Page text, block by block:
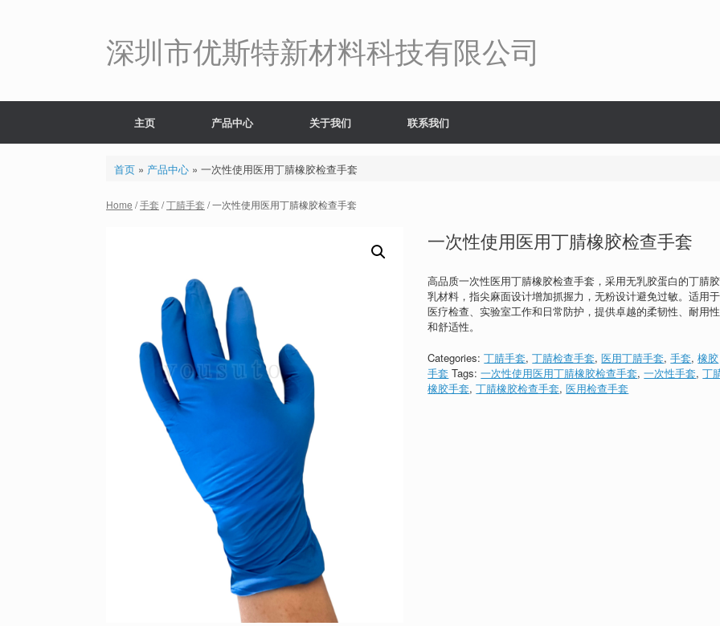
深圳市优斯特新材料科技有限公司
主页 产品中心 关于我们 联系我们
首页» 产品中心» 一次性使用医用丁腈橡胶检查手套
Home /手套 /丁腈手套 / 一次性使用医用丁腈橡胶检查手套
一次性使用医用丁腈橡胶检查手套
高品质一次性医用丁腈橡胶检查手套，采用无乳胶蛋白的丁腈胶
乳材料，指尖麻面设计增加抓握力，无粉设计避免过敏。适用于
医疗检查、实验室工作和日常防护，提供卓越的柔韧性、耐用性
和舒适性。
Categories:丁腈手套,丁腈检查手套,医用丁腈手套,手套,橡胶
手套 Tags:一次性使用医用丁腈橡胶检查手套,一次性手套,丁
橡胶手套,丁腈橡胶检查手套,医用检查手套